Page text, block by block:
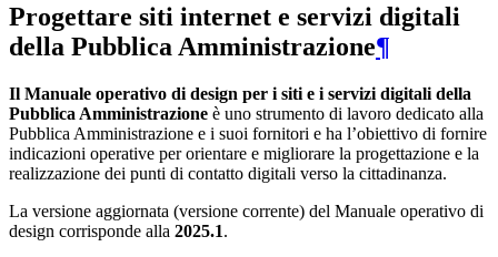
Progettare siti internet e servizi digitali
della Pubblica Amministrazione¶
Il Manuale operativo di design per i siti e i servizi digitali della
Pubblica Amministrazione è uno strumento di lavoro dedicato alla
Pubblica Amministrazione e i suoi fornitori e ha l’obiettivo di fornire
indicazioni operative per orientare e migliorare la progettazione e la
realizzazione dei punti di contatto digitali verso la cittadinanza.
La versione aggiornata (versione corrente) del Manuale operativo di
design corrisponde alla 2025.1.